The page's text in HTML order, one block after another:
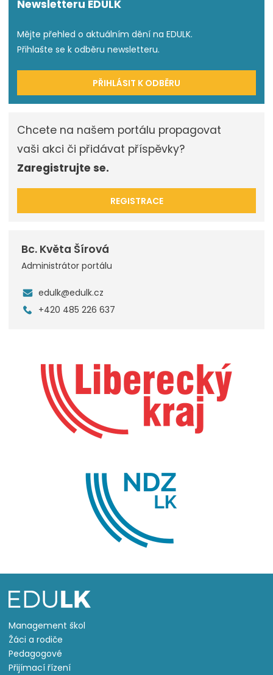
Newsletteru EDULK
Mějte přehled o aktuálním dění na EDULK.
Přihlašte se k odběru newsletteru.
PŘIHLÁSIT K ODBĚRU
Chcete na našem portálu propagovat
vaši akci či přidávat příspěvky?
Zaregistrujte se.
REGISTRACE
Bc. Květa Šírová
Administrátor portálu
edulk@edulk.cz
+420 485 226 637
Management škol
Žáci a rodiče
Pedagogové
Přijímací řízení